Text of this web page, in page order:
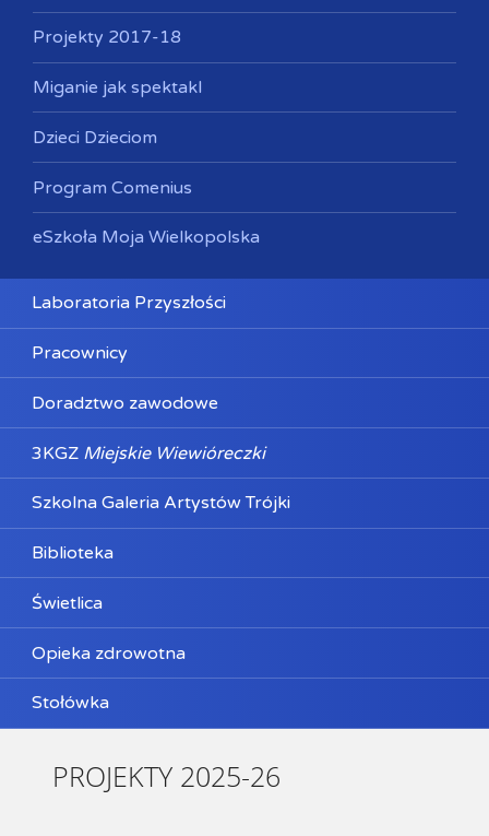
Projekty 2017-18
Miganie jak spektakl
Dzieci Dzieciom
Program Comenius
eSzkoła Moja Wielkopolska
Laboratoria Przyszłości
Pracownicy
Doradztwo zawodowe
3KGZ Miejskie Wiewióreczki
Szkolna Galeria Artystów Trójki
Biblioteka
Świetlica
Opieka zdrowotna
Stołówka
PROJEKTY 2025-26